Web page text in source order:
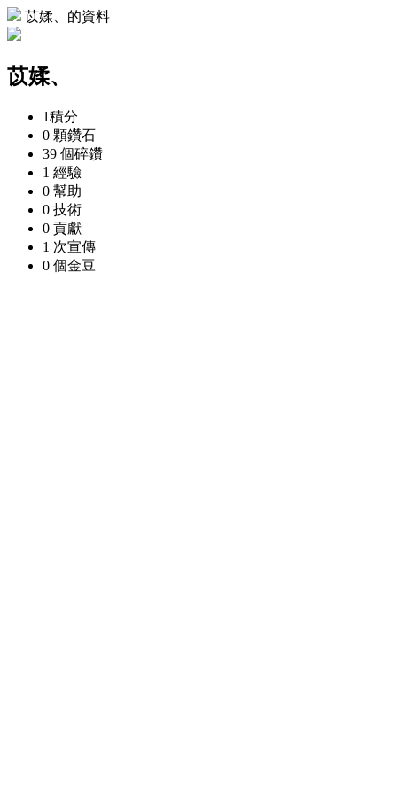
苡媃、的資料
苡媃、
1積分
0 顆鑽石
39 個碎鑽
1 經驗
0 幫助
0 技術
0 貢獻
1 次宣傳
0 個金豆